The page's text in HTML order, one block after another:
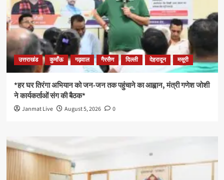
उत्तराखंड कुमाँऊ गढ़वाल गैरसैण दिल्ली देहरादून मसूरी
*हर घर तिरंगा अभियान को जन-जन तक पहुंचाने का आह्वान, मंत्री गणेश जोशी
ने कार्यकर्ताओं संग की बैठक*
Janmat Live August 5, 2026 0